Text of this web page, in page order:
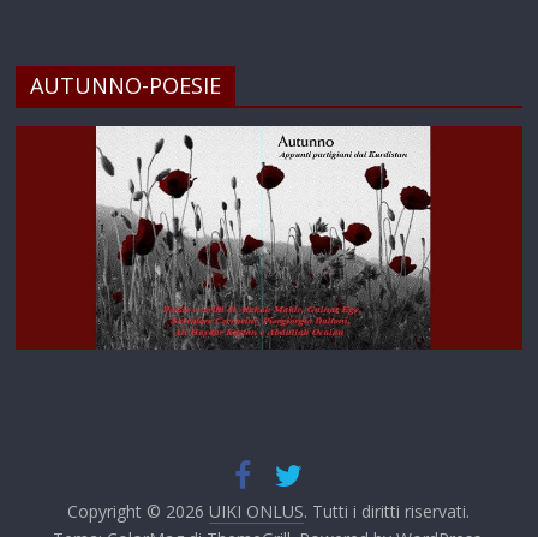
AUTUNNO-POESIE
Copyright © 2026 UIKI ONLUS. Tutti i diritti riservati.